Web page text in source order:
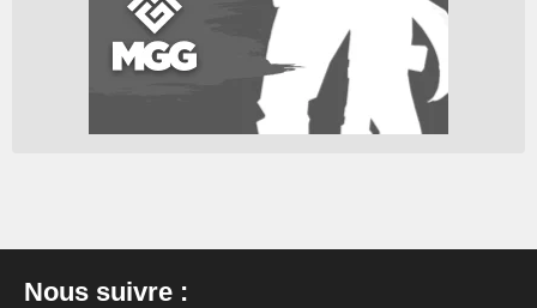
Nous suivre :